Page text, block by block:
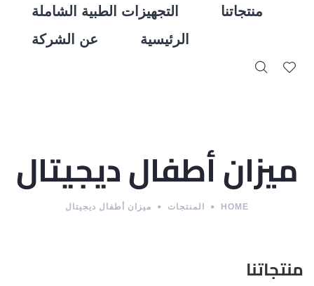
التجهيزات الطبية الشاملة
منتجاتنا
عن الشركة
الرئيسية
ميزان أطفال ديجيتال
HOME المنتجات ميزان أطفال ديجيتال
منتجاتنا